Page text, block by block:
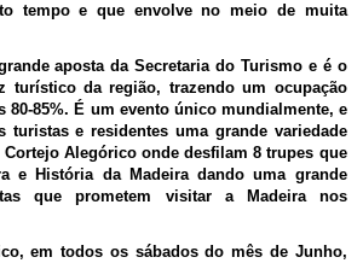
tempo e que envolve no meio de muita
aposta da Secretaria do Turismo e é o
turístico da região, trazendo um ocupação
80-85%. É um evento único mundialmente, e
turistas e residentes uma grande variedade
Alegórico onde desfilam 8 trupes que
e História da Madeira dando uma grande
que prometem visitar a Madeira nos
em todos os sábados do mês de Junho,